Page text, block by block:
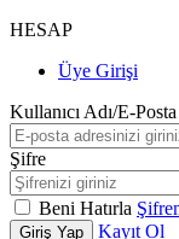
HESAP
Üye Girişi
Kullanıcı Adı/E-Posta
Şifre
Beni Hatırla
Giriş Yap
Kayıt Ol